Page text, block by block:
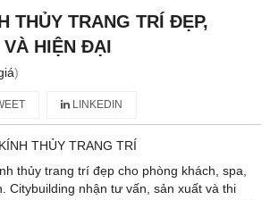
THỦY TRANG TRÍ ĐẸP,
VÀ HIỆN ĐẠI
)
LINKEDIN
KÍNH THỦY TRANG TRÍ
thủy trang trí đẹp cho phòng khách, spa,
Citybuilding nhận tư vấn, sản xuất và thi